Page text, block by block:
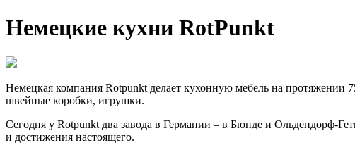
Немецкие кухни RotPunkt
Немецкая компания Rotpunkt делает кухонную мебель на протяжении
швейные коробки, игрушки.
Сегодня у Rotpunkt два завода в Германии – в Бюнде и Ольдендорф-
и достижения настоящего.